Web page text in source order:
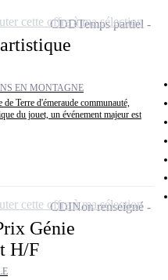
EN MONTAGNE
Terre d'émeraude communauté,
du jouet, un événement majeur est
CDDTemps partiel
cette offre à ma sélection
Génie
H/F
CDINon renseigné
cette offre à ma sélection